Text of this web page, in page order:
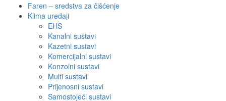
Faren – sredstva za čišćenje
Klima uređaji
EHS
Kanalni sustavi
Kazetni sustavi
Komercijalni sustavi
Konzolni sustavi
Multi sustavi
Prijenosni sustavi
Samostojeći sustavi